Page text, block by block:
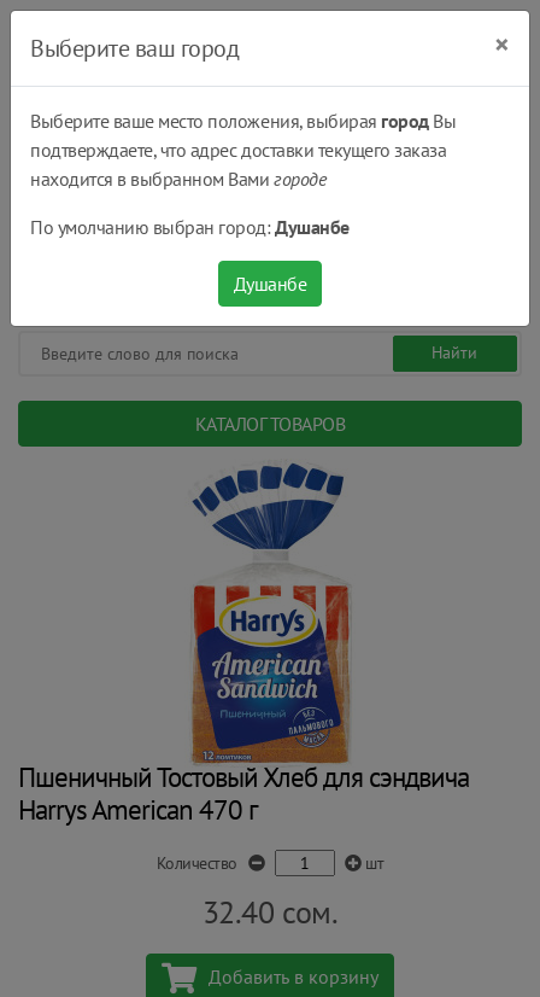
КАТАЛОГ ТОВАРОВ
Пшеничный Тостовый Хлеб для сэндвича
Harrys American 470 г
Количество шт
32.40 сом.
Добавить в корзину
Выберите ваш город ×
Выберите ваше место положения, выбирая городВы
подтверждаете, что адрес доставки текущего заказа
находится в выбранном Вамигороде
По умолчанию выбран город:Душанбе
Душанбе